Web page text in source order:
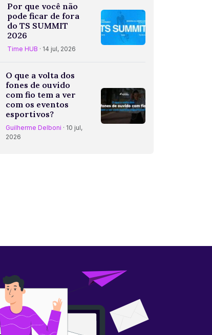
Por que você não
pode ficar de fora
do TS SUMMIT
2026
Time HUB · 14 jul, 2026
O que a volta dos
fones de ouvido
com fio tem a ver
com os eventos
esportivos?
Guilherme Delboni · 10 jul,
2026